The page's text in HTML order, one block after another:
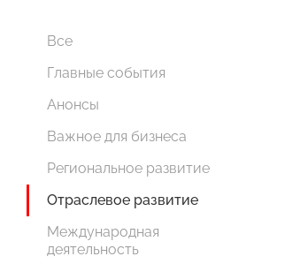
Все
Главные события
Анонсы
Важное для бизнеса
Региональное развитие
Отраслевое развитие
Международная
деятельность